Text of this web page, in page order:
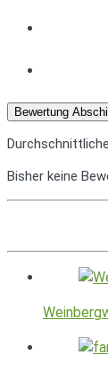
Bewertung
Bisher keine